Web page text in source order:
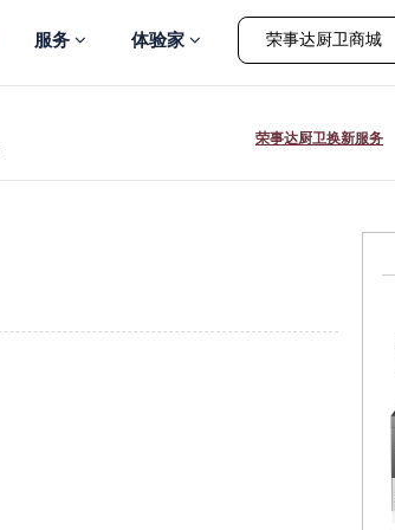
服务 体验家 荣事达厨卫商城
荣事达厨卫换新服务